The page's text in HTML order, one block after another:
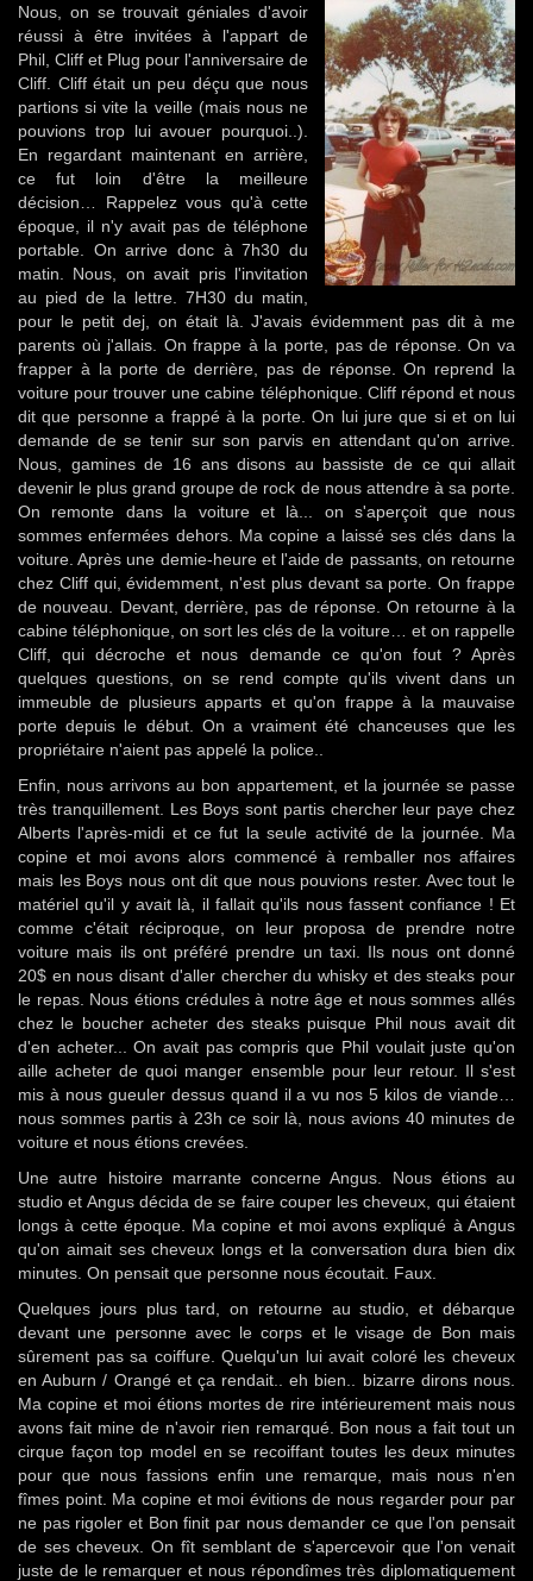
Nous, on se trouvait géniales d'avoir
réussi à être invitées à l'appart de
Phil, Cliff et Plug pour l'anniversaire de
Cliff. Cliff était un peu déçu que nous
partions si vite la veille (mais nous ne
pouvions trop lui avouer pourquoi..).
En regardant maintenant en arrière,
ce fut loin d'être la meilleure
décision… Rappelez vous qu'à cette
époque, il n'y avait pas de téléphone
portable. On arrive donc à 7h30 du
matin. Nous, on avait pris l'invitation
au pied de la lettre. 7H30 du matin,
pour le petit dej, on était là. J'avais évidemment pas dit à me
parents où j'allais. On frappe à la porte, pas de réponse. On va
frapper à la porte de derrière, pas de réponse. On reprend la
voiture pour trouver une cabine téléphonique. Cliff répond et nous
dit que personne a frappé à la porte. On lui jure que si et on lui
demande de se tenir sur son parvis en attendant qu'on arrive.
Nous, gamines de 16 ans disons au bassiste de ce qui allait
devenir le plus grand groupe de rock de nous attendre à sa porte.
On remonte dans la voiture et là... on s'aperçoit que nous
sommes enfermées dehors. Ma copine a laissé ses clés dans la
voiture. Après une demie-heure et l'aide de passants, on retourne
chez Cliff qui, évidemment, n'est plus devant sa porte. On frappe
de nouveau. Devant, derrière, pas de réponse. On retourne à la
cabine téléphonique, on sort les clés de la voiture… et on rappelle
Cliff, qui décroche et nous demande ce qu'on fout ? Après
quelques questions, on se rend compte qu'ils vivent dans un
immeuble de plusieurs apparts et qu'on frappe à la mauvaise
porte depuis le début. On a vraiment été chanceuses que les
propriétaire n'aient pas appelé la police..
Enfin, nous arrivons au bon appartement, et la journée se passe
très tranquillement. Les Boys sont partis chercher leur paye chez
Alberts l'après-midi et ce fut la seule activité de la journée. Ma
copine et moi avons alors commencé à remballer nos affaires
mais les Boys nous ont dit que nous pouvions rester. Avec tout le
matériel qu'il y avait là, il fallait qu'ils nous fassent confiance ! Et
comme c'était réciproque, on leur proposa de prendre notre
voiture mais ils ont préféré prendre un taxi. Ils nous ont donné
20$ en nous disant d'aller chercher du whisky et des steaks pour
le repas. Nous étions crédules à notre âge et nous sommes allés
chez le boucher acheter des steaks puisque Phil nous avait dit
d'en acheter... On avait pas compris que Phil voulait juste qu'on
aille acheter de quoi manger ensemble pour leur retour. Il s'est
mis à nous gueuler dessus quand il a vu nos 5 kilos de viande…
nous sommes partis à 23h ce soir là, nous avions 40 minutes de
voiture et nous étions crevées.
Une autre histoire marrante concerne Angus. Nous étions au
studio et Angus décida de se faire couper les cheveux, qui étaient
longs à cette époque. Ma copine et moi avons expliqué à Angus
qu'on aimait ses cheveux longs et la conversation dura bien dix
minutes. On pensait que personne nous écoutait. Faux.
Quelques jours plus tard, on retourne au studio, et débarque
devant une personne avec le corps et le visage de Bon mais
sûrement pas sa coiffure. Quelqu'un lui avait coloré les cheveux
en Auburn / Orangé et ça rendait.. eh bien.. bizarre dirons nous.
Ma copine et moi étions mortes de rire intérieurement mais nous
avons fait mine de n'avoir rien remarqué. Bon nous a fait tout un
cirque façon top model en se recoiffant toutes les deux minutes
pour que nous fassions enfin une remarque, mais nous n'en
fîmes point. Ma copine et moi évitions de nous regarder pour par
ne pas rigoler et Bon finit par nous demander ce que l'on pensait
de ses cheveux. On fît semblant de s'apercevoir que l'on venait
juste de le remarquer et nous répondîmes très diplomatiquement